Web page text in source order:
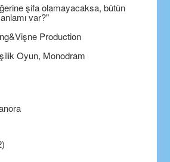
şifa olamayacaksa, bütün
var?"
Production
Oyun, Monodram